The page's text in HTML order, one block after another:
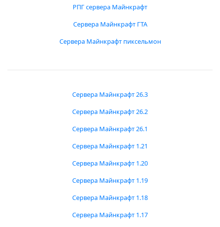
РПГ сервера Майнкрафт
Сервера Майнкрафт ГТА
Сервера Майнкрафт пиксельмон
Сервера Майнкрафт 26.3
Сервера Майнкрафт 26.2
Сервера Майнкрафт 26.1
Сервера Майнкрафт 1.21
Сервера Майнкрафт 1.20
Сервера Майнкрафт 1.19
Сервера Майнкрафт 1.18
Сервера Майнкрафт 1.17